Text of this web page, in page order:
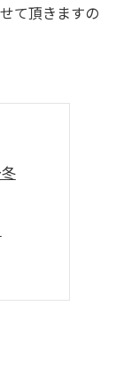
て頂きますの
で。